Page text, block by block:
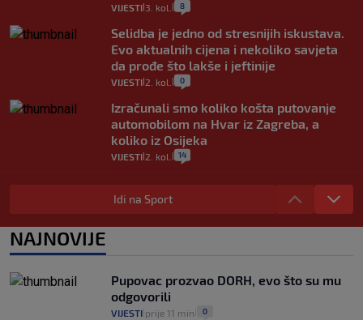
VIJESTI 3. kol. 8
Selidba je jedno od stresnijih iskustava.
Evo aktualnih cijena i nekoliko savjeta
da prođe što lakše i jeftinije
VIJESTI 2. kol. 0
Izračunali smo koliko košta putovanje
automobilom na Hvar iz Zagreba, a
koliko iz Osijeka
VIJESTI 2. kol. 14
"Kći je otišla na more, a zaboravila
zdravstvenu iskaznicu". Kakva su prava
pacijenata izvan mjesta prebivališta?
1
junaci naših priča budu oni koji pomažu,
a ne oni koji su pobijedili nekoga"
VIJESTI
Idi na Sport
NAJNOVIJE
Pupovac prozvao DORH, evo što su mu
odgovorili
VIJESTI prije 11 min 0